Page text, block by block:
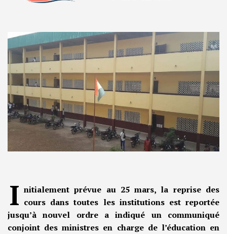
I nitialement prévue au 25 mars, la reprise des
cours dans toutes les institutions est reportée
jusqu’à nouvel ordre a indiqué un communiqué
conjoint des ministres en charge de l’éducation en